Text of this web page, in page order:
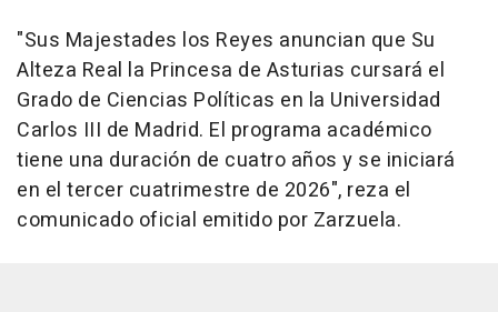
"Sus Majestades los Reyes anuncian que Su
Alteza Real la Princesa de Asturias cursará el
Grado de Ciencias Políticas en la Universidad
Carlos III de Madrid. El programa académico
tiene una duración de cuatro años y se iniciará
en el tercer cuatrimestre de 2026", reza el
comunicado oficial emitido por Zarzuela.